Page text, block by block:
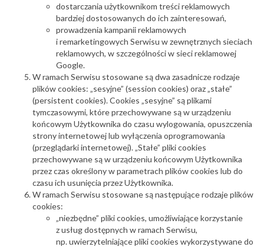
dostarczania użytkownikom treści reklamowych
bardziej dostosowanych do ich zainteresowań,
prowadzenia kampanii reklamowych
i remarketingowych Serwisu w zewnętrznych sieciach
reklamowych, w szczególności w sieci reklamowej
Google.
W ramach Serwisu stosowane są dwa zasadnicze rodzaje
plików cookies: „sesyjne” (session cookies) oraz „stałe”
(persistent cookies). Cookies „sesyjne” są plikami
tymczasowymi, które przechowywane są w urządzeniu
końcowym Użytkownika do czasu wylogowania, opuszczenia
strony internetowej lub wyłączenia oprogramowania
(przeglądarki internetowej). „Stałe” pliki cookies
przechowywane są w urządzeniu końcowym Użytkownika
przez czas określony w parametrach plików cookies lub do
czasu ich usunięcia przez Użytkownika.
W ramach Serwisu stosowane są następujące rodzaje plików
cookies:
„niezbędne” pliki cookies, umożliwiające korzystanie
z usług dostępnych w ramach Serwisu,
np. uwierzytelniające pliki cookies wykorzystywane do